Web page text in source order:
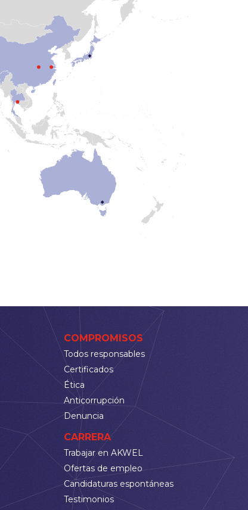
COMPROMISOS
Todos responsables
Certificados
Ética
Anticorrupción
Denuncia
CARRERA
Trabajar en AKWEL
Ofertas de empleo
Candidaturas espontáneas
Testimonios